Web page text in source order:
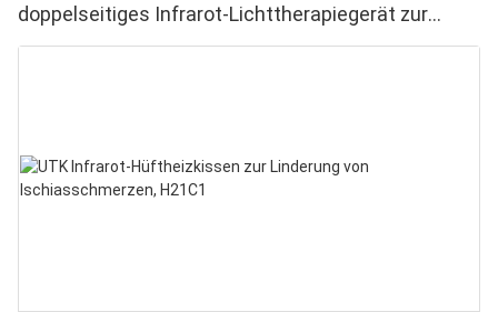
doppelseitiges Infrarot-Lichttherapiegerät zur
Linderung von Finger- und Handgelenkschmerzen –